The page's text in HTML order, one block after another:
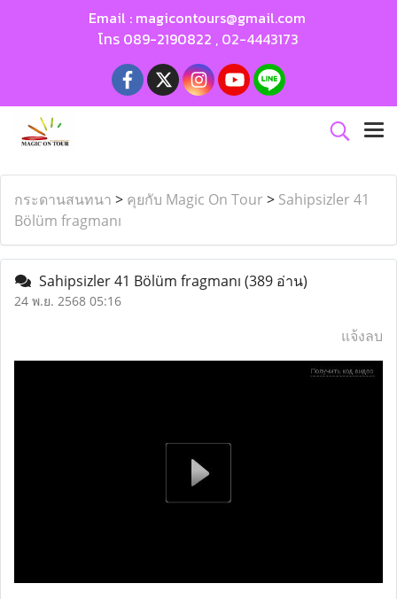
Email : magicontours@gmail.com
โทร 089-2190822 , 02-4443173
กระดานสนทนา > คุยกับ Magic On Tour > Sahipsizler 41
Bölüm fragmanı
Sahipsizler 41 Bölüm fragmanı (389 อ่าน)
24 พ.ย. 2568 05:16
แจ้งลบ